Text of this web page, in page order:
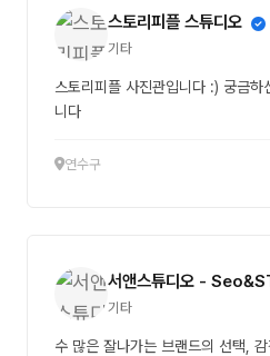
스토리피플 스튜디오
기타
스토리피플 사진관입니다 :) 궁금
니다
연수구
서앤스튜디오 -
기타
수 많은 잘나가는 브랜드의 선택,